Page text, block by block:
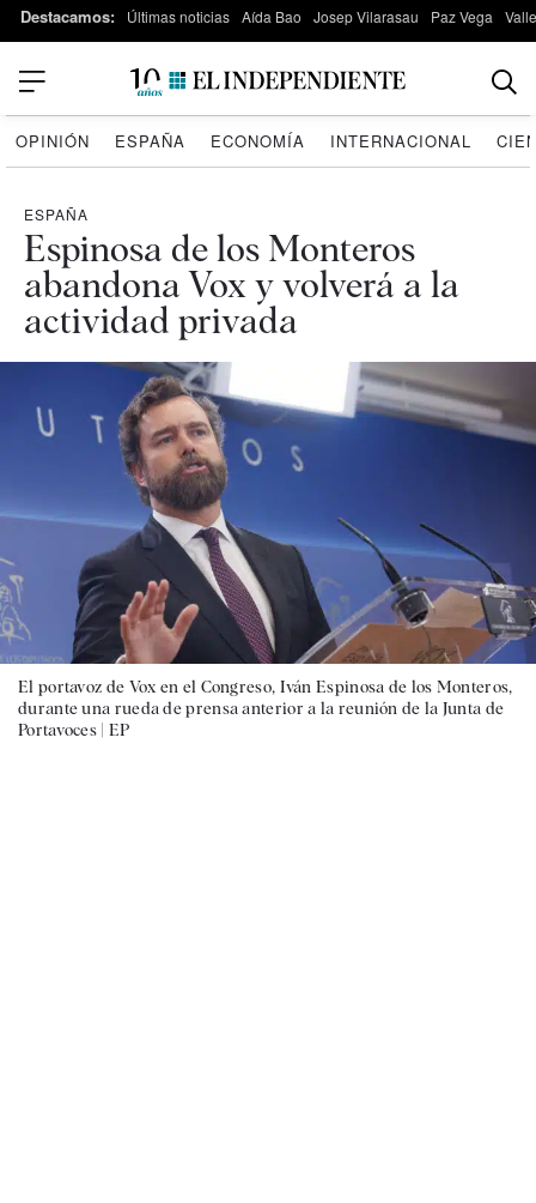
Destacamos: Últimas noticias Aída Bao Josep Vilarasau Paz Vega
OPINIÓN ESPAÑA ECONOMÍA INTERNACIONAL
ESPAÑA
Espinosa de los Monteros
abandona Vox y volverá a la
actividad privada
El portavoz de Vox en el Congreso, Iván Espinosa de los Monteros,
durante una rueda de prensa anterior a la reunión de la Junta de
Portavoces | EP